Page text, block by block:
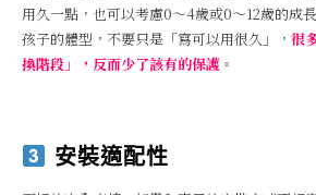
用久一點，也可以考慮0～4歲或0～12歲的成
孩子的體型，不要只是「寫可以用很久」， 很
換階段」，反而少了該有的保護 。
安裝適配性